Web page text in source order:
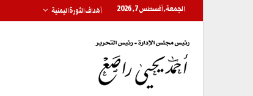
الجمعة, أغسطس 7, 2026 أهداف الثورة اليمنية